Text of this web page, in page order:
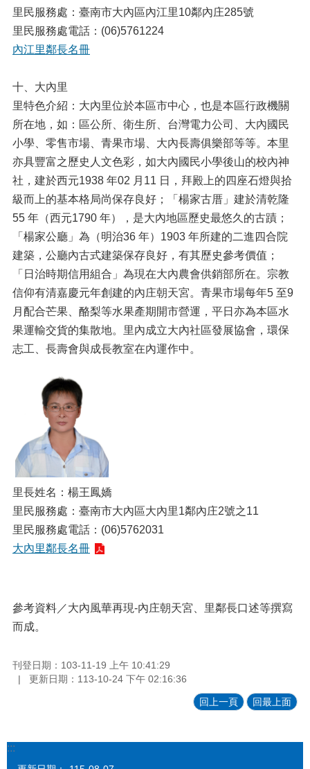
里民服務處：臺南市大內區內江里10鄰內庄285號
里民服務處電話：(06)5761224
內江里鄰長名冊
十、大內里
里特色介紹：大內里位於本區市中心，也是本區行政機關
所在地，如：區公所、衛生所、台灣電力公司、大內國民
小學、零售市場、青果市場、大內長壽俱樂部等等。本里
亦具豐富之歷史人文色彩，如大內國民小學後山的校內神
社，建於西元1938 年02 月11 日，拜殿上的四座石燈與拾
級而上的基本格局尚保存良好；「楊家古厝」建於清乾隆
55 年（西元1790 年），是大內地區歷史最悠久的古蹟；
「楊家公廳」為（明治36 年）1903 年所建的二進四合院
建築，公廳內古式建築保存良好，有其歷史參考價值；
「日治時期信用組合」為現在大內農會供銷部所在。宗教
信仰有清嘉慶元年創建的內庄朝天宮。青果市場每年5 至9
月配合芒果、酪梨等水果產期開市營運，平日亦為本區水
果運輸交貨的集散地。里內成立大內社區發展協會，環保
志工、長壽會與成長教室在內運作中。
里長姓名：楊王鳳嬌
里民服務處：臺南市大內區大內里1鄰內庄2號之11
里民服務處電話：(06)5762031
大內里鄰長名冊
參考資料／大內風華再現-內庄朝天宮、里鄰長口述等撰寫
而成。
刊登日期：103-11-19 上午 10:41:29
更新日期：113-10-24 下午 02:16:36
回上一頁 回最上面
:::